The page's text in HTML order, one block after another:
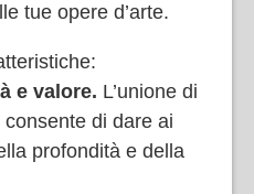
tue opere d’arte.
e valore. L’unione di
di dare ai
profondità e della